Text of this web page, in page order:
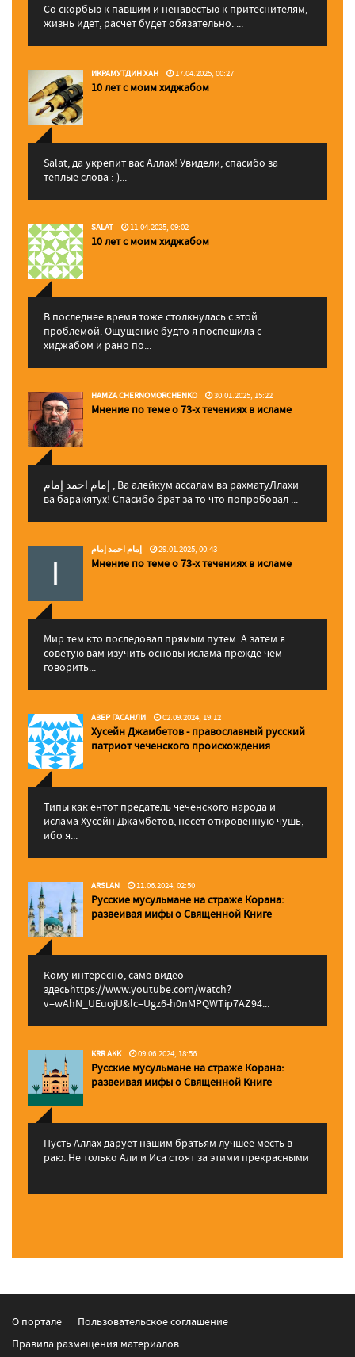
Со скорбью к павшим и ненавестью к притеснителям,
жизнь идет, расчет будет обязательно. ...
ИКРАМУТДИН ХАН 17.04.2025, 00:27
10 лет с моим хиджабом
Salat, да укрепит вас Аллаx! Увидели, спасибо за
теплые слова :-)...
SALAT 11.04.2025, 09:02
10 лет с моим хиджабом
В последнее время тоже столкнулась с этой
проблемой. Ощущение будто я поспешила с
хиджабом и рано по...
HAMZA CHERNOMORCHENKO 30.01.2025, 15:22
Мнение по теме о 73-х течениях в исламе
إمام احمد إمام , Ва алейкум ассалам ва рахматуЛлахи
ва баракятух! Спасибо брат за то что попробовал ...
إمام احمد إمام 29.01.2025, 00:43
Мнение по теме о 73-х течениях в исламе
Мир тем кто последовал прямым путем. А затем я
советую вам изучить основы ислама прежде чем
говорить...
АЗЕР ГАСАНЛИ 02.09.2024, 19:12
Хусейн Джамбетов - православный русский
патриот чеченского происхождения
Типы как ентот предатель чеченского народа и
ислама Хусейн Джамбетов, несет откровенную чушь,
ибо я...
ARSLAN 11.06.2024, 02:50
Русские мусульмане на страже Корана:
pазвеивая мифы о Священной Книге
Кому интересно, само видео
здесьhttps://www.youtube.com/watch?
v=wAhN_UEuojU&lc=Ugz6-h0nMPQWTip7AZ94...
KRR AKK 09.06.2024, 18:56
Русские мусульмане на страже Корана:
pазвеивая мифы о Священной Книге
Пусть Аллах дарует нашим братьям лучшее месть в
раю. Не только Али и Иса стоят за этими прекрасными
...
О портале
Пользовательское соглашение
Правила размещения материалов